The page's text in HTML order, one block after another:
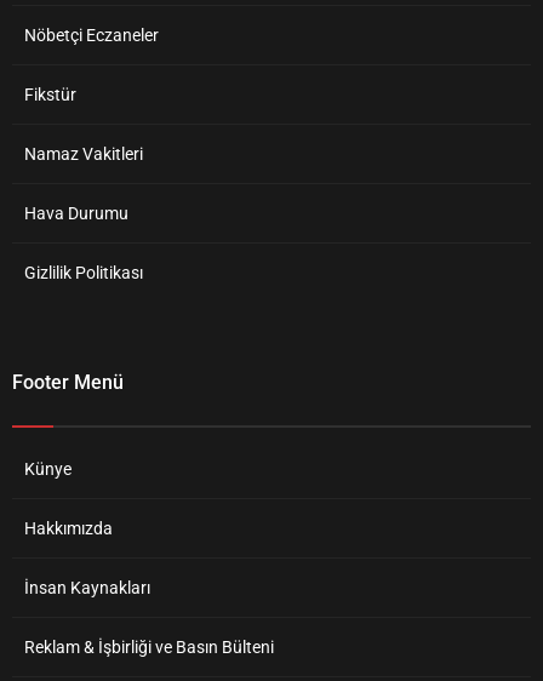
Nöbetçi Eczaneler
Fikstür
Namaz Vakitleri
Hava Durumu
Gizlilik Politikası
Footer Menü
Künye
Hakkımızda
İnsan Kaynakları
Reklam & İşbirliği ve Basın Bülteni